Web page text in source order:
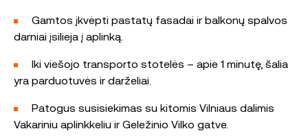
Gamtos įkvėpti pastatų fasadai ir balkonų spalvos
darniai įsilieja į aplinką.
Iki viešojo transporto stotelės – apie 1 minutę, šalia
yra parduotuvės ir darželiai.
Patogus susisiekimas su kitomis Vilniaus dalimis
Vakariniu aplinkkeliu ir Geležinio Vilko gatve.